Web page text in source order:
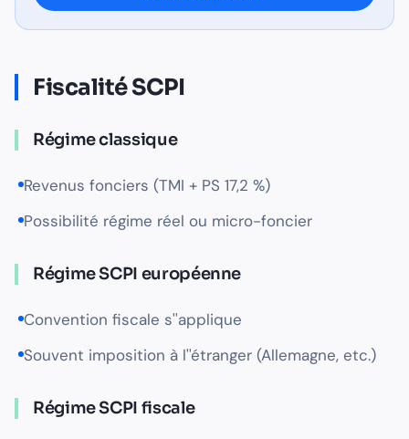
Fiscalité SCPI
Régime classique
Revenus fonciers (TMI + PS 17,2 %)
Possibilité régime réel ou micro-foncier
Régime SCPI européenne
Convention fiscale s''applique
Souvent imposition à l''étranger (Allemagne, etc.)
Régime SCPI fiscale